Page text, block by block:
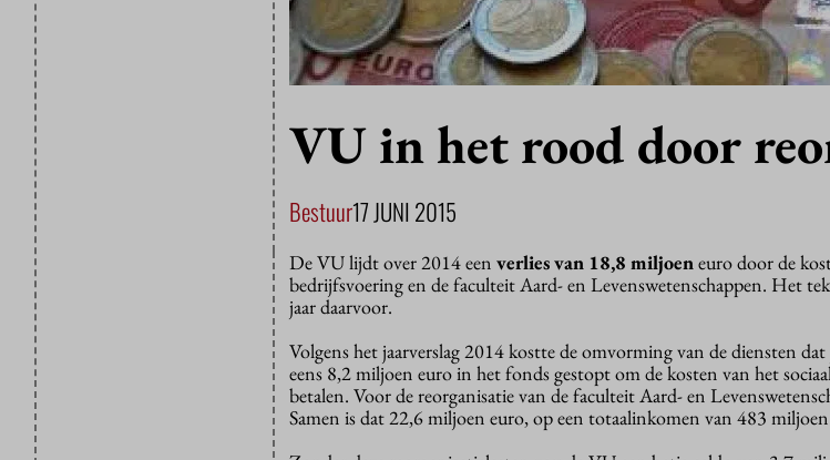
VU in het rood door
Bestuur17 JUNI 2015
De VU lijdt over 2014 een verlies van 18,8 miljoeneuro door de
bedrijfsvoering en de faculteit Aard- en Levenswetenschappen. Het
jaar daarvoor.
Volgens het jaarverslag 2014 kostte de omvorming van de diensten
eens 8,2 miljoen euro in het fonds gestopt om de kosten van het
betalen. Voor de reorganisatie van de faculteit Aard- en
Samen is dat 22,6 miljoen euro, op een totaalinkomen van 483